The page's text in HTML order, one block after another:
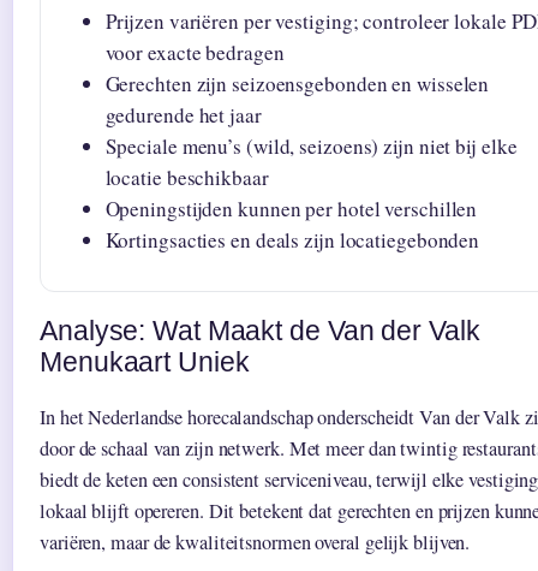
Prijzen variëren per vestiging; controleer lokale
voor exacte bedragen
Gerechten zijn seizoensgebonden en wisselen
gedurende het jaar
Speciale menu’s (wild, seizoens) zijn niet bij elke
locatie beschikbaar
Openingstijden kunnen per hotel verschillen
Kortingsacties en deals zijn locatiegebonden
Analyse: Wat Maakt de Van der Valk
Menukaart Uniek
In het Nederlandse horecalandschap onderscheidt Van der Valk
door de schaal van zijn netwerk. Met meer dan twintig
biedt de keten een consistent serviceniveau, terwijl elke vestiging
lokaal blijft opereren. Dit betekent dat gerechten en prijzen
variëren, maar de kwaliteitsnormen overal gelijk blijven.